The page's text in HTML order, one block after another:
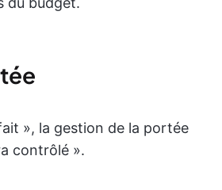
», la gestion de la portée
contrôlé ».